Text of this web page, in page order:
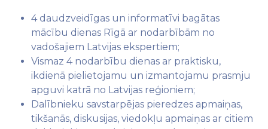
4 daudzveidīgas un informatīvi bagātas
mācību dienas Rīgā ar nodarbībām no
vadošajiem Latvijas ekspertiem;
Vismaz 4 nodarbību dienas ar praktisku,
ikdienā pielietojamu un izmantojamu prasmju
apguvi katrā no Latvijas reģioniem;
Dalībnieku savstarpējas pieredzes apmaiņas,
tikšanās, diskusijas, viedokļu apmaiņas ar citiem